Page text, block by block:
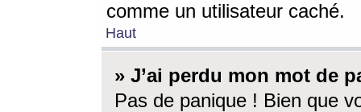
comme un utilisateur caché.
Haut
» J’ai perdu mon mot de
Pas de panique ! Bien que